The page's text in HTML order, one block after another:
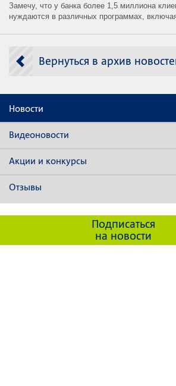
Замечу, что у банка более 1,5 миллиона
нуждаются в различных программах,
Вернуться в архив
Новости
Видеоновости
Акции и конкурсы
Отзывы
Подписаться
на новости